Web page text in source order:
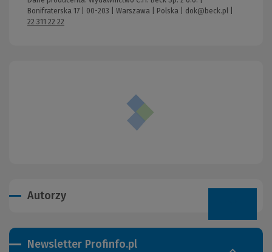
Bonifraterska 17 | 00-203 | Warszawa | Polska | dok@beck.pl
22 311 22 22
Autorzy
Newsletter Profinfo.pl